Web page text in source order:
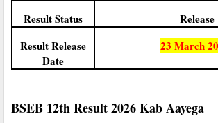
Result Status
Release
Result Release
Date
23 March
BSEB 12th Result 2026 Kab Aayega